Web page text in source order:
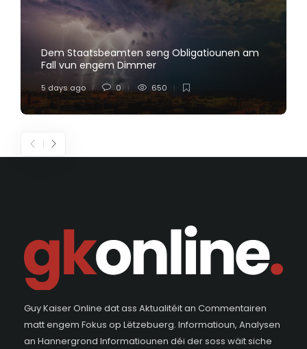
Dem Staatsbeamten seng Obligatiounen am
Fall vun engem Dimmer
5 days ago 0 650
Guy Kaiser Online dat ass Aktualitéit an Commentairen
matt engem Fokus op Lëtzebuerg. Informatioun, Analysen
an Hannergrond Informatiounen déi der soss wäit siche